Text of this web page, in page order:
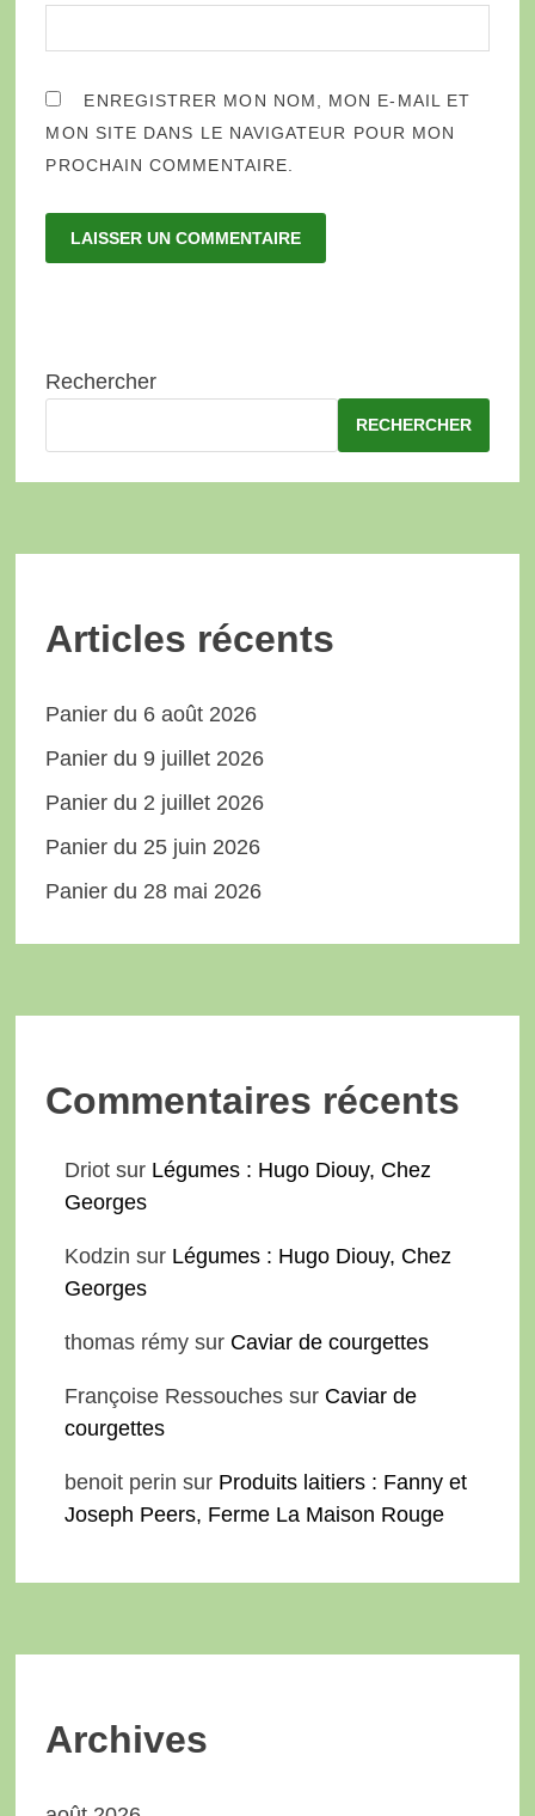
ENREGISTRER MON NOM, MON E-MAIL ET
MON SITE DANS LE NAVIGATEUR POUR MON
PROCHAIN COMMENTAIRE.
Rechercher
RECHERCHER
Articles récents
Panier du 6 août 2026
Panier du 9 juillet 2026
Panier du 2 juillet 2026
Panier du 25 juin 2026
Panier du 28 mai 2026
Commentaires récents
Driot sur Légumes : Hugo Diouy, Chez
Georges
Kodzin sur Légumes : Hugo Diouy, Chez
Georges
thomas rémy sur Caviar de courgettes
Françoise Ressouches sur Caviar de
courgettes
benoit perin sur Produits laitiers : Fanny et
Joseph Peers, Ferme La Maison Rouge
Archives